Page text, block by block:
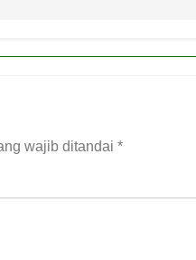
wajib ditandai *